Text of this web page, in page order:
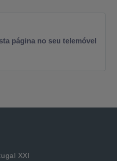
página no seu telemóvel
XXI